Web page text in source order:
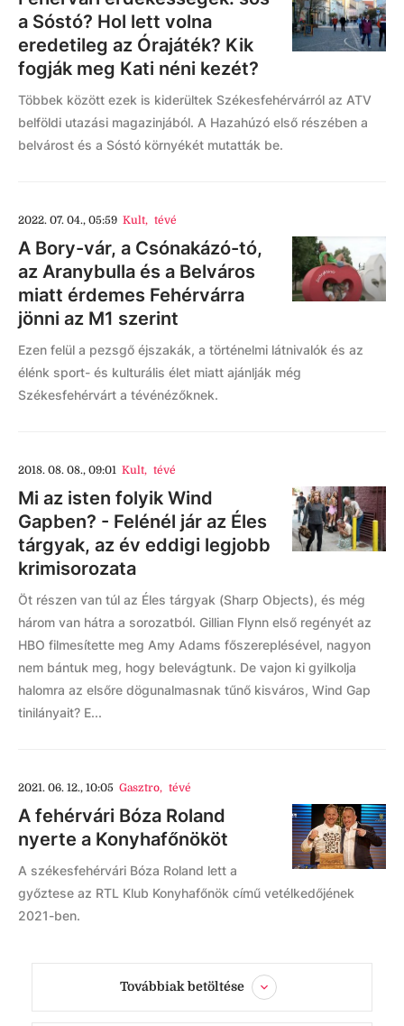
a Sóstó? Hol lett volna
eredetileg az Órajáték? Kik
fogják meg Kati néni kezét?
Többek között ezek is kiderültek Székesfehérvárról az ATV
belföldi utazási magazinjából. A Hazahúzó első részében a
belvárost és a Sóstó környékét mutatták be.
2022. 07. 04., 05:59 Kult, tévé
A Bory-vár, a Csónakázó-tó,
az Aranybulla és a Belváros
miatt érdemes Fehérvárra
jönni az M1 szerint
Ezen felül a pezsgő éjszakák, a történelmi látnivalók és az
élénk sport- és kulturális élet miatt ajánlják még
Székesfehérvárt a tévénézőknek.
2018. 08. 08., 09:01 Kult, tévé
Mi az isten folyik Wind
Gapben? - Felénél jár az Éles
tárgyak, az év eddigi legjobb
krimisorozata
Öt részen van túl az Éles tárgyak (Sharp Objects), és még
három van hátra a sorozatból. Gillian Flynn első regényét az
HBO filmesítette meg Amy Adams főszereplésével, nagyon
nem bántuk meg, hogy belevágtunk. De vajon ki gyilkolja
halomra az elsőre dögunalmasnak tűnő kisváros, Wind Gap
tinilányait? E...
2021. 06. 12., 10:05 Gasztro, tévé
A fehérvári Bóza Roland
nyerte a Konyhafőnököt
A székesfehérvári Bóza Roland lett a
győztese az RTL Klub Konyhafőnök című vetélkedőjének
2021-ben.
Továbbiak betöltése